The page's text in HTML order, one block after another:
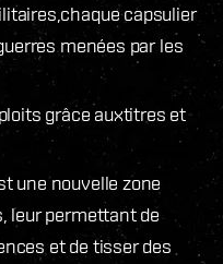
capsulier
menées par les
grâce auxtitres et
une nouvelle zone
leur permettant de
et de tisser des